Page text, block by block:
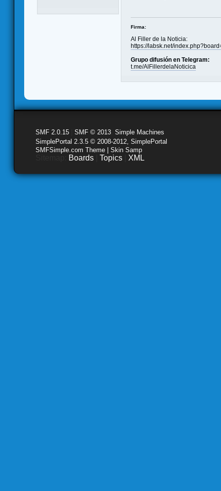
Firma:
Al Filler de la Noticia:
https://labsk.net/
Grupo difusión en Telegram:
t.me/AlFillerdelaNoticica
SMF 2.0.15 SMF © 2013 Simple Machines
SimplePortal 2.3.5 © 2008-2012, SimplePortal
SMFSimple.com Theme | Skin Samp
Boards Topics XML